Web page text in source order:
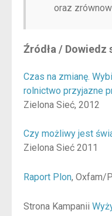
oraz
Źródła / Dowiedz
Czas na zmianę.
rolnictwo przyjazne
Zielona Sieć, 2012
Czy możliwy jest
Zielona Sieć 2011
Raport Plon, Oxfam/
Strona Kampanii